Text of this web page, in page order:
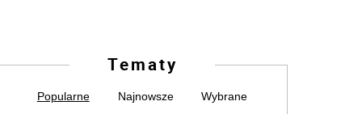
Tematy
Popularne Najnowsze Wybrane